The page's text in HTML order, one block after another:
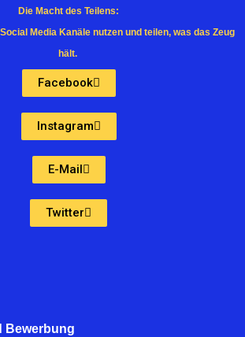
Die Macht des Teilens:
Media Kanäle nutzen und teilen, was das Zeug
hält.
Facebook
Instagram
E-Mail
Twitter
Bewerbung